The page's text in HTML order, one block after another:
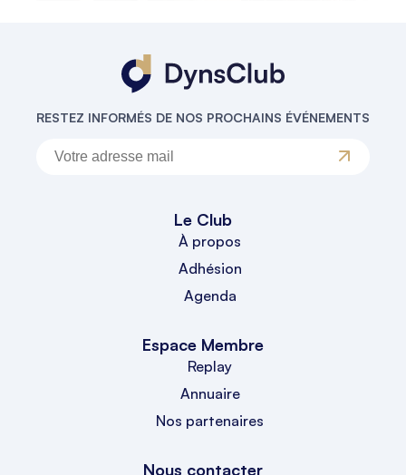
RESTEZ INFORMÉS DE NOS PROCHAINS ÉVÉNEMENTS
Le Club
À propos
Adhésion
Agenda
Espace Membre
Replay
Annuaire
Nos partenaires
Nous contacter